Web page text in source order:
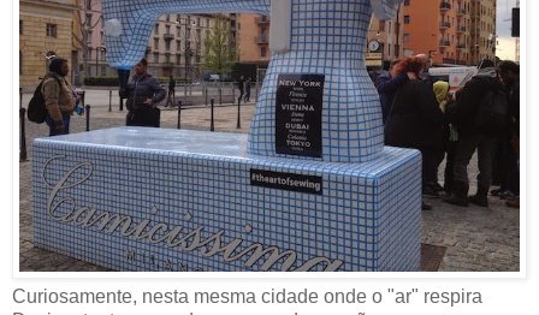
Curiosamente, nesta mesma cidade onde o "ar" respira